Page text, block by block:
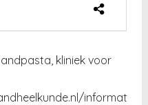
kliniek voor